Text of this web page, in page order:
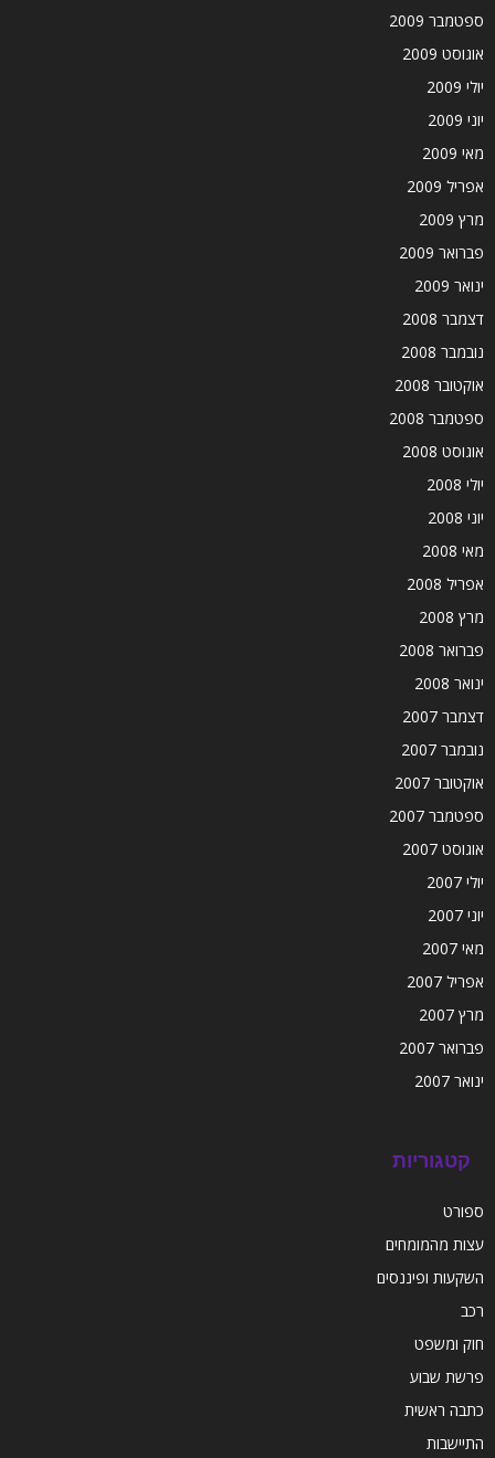
ספטמבר 2009
אוגוסט 2009
יולי 2009
יוני 2009
מאי 2009
אפריל 2009
מרץ 2009
פברואר 2009
ינואר 2009
דצמבר 2008
נובמבר 2008
אוקטובר 2008
ספטמבר 2008
אוגוסט 2008
יולי 2008
יוני 2008
מאי 2008
אפריל 2008
מרץ 2008
פברואר 2008
ינואר 2008
דצמבר 2007
נובמבר 2007
אוקטובר 2007
ספטמבר 2007
אוגוסט 2007
יולי 2007
יוני 2007
מאי 2007
אפריל 2007
מרץ 2007
פברואר 2007
ינואר 2007
קטגוריות
ספורט
עצות מהמומחים
השקעות ופיננסים
רכב
חוק ומשפט
פרשת שבוע
כתבה ראשית
התיישבות